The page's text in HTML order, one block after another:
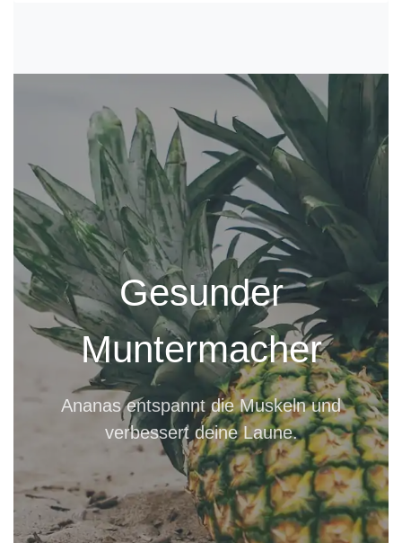
Gesunder
Muntermacher
Ananas entspannt die Muskeln und
verbessert deine Laune.